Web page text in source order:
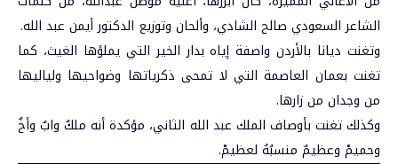
الشاعر السعودي صالح الشادي، وألحان وتوزيع الدكتور أيمن عبد الله.
وتغنت ديانا بالأردن واصفة إياه بدار الخير التي يملؤها الغيث، كما
تغنت بعمان العاصمة التي لا تمحى ذكرياتها وضواحيها ولياليها
من وجدان من زارها.
وكذلك تغنت بأوصاف الملك عبد الله الثاني، مؤكدة أنه ملكٌ وابٌ وأخٌ
وحميمْ وعظيمٌ منسبُهُ لعظيمْ.